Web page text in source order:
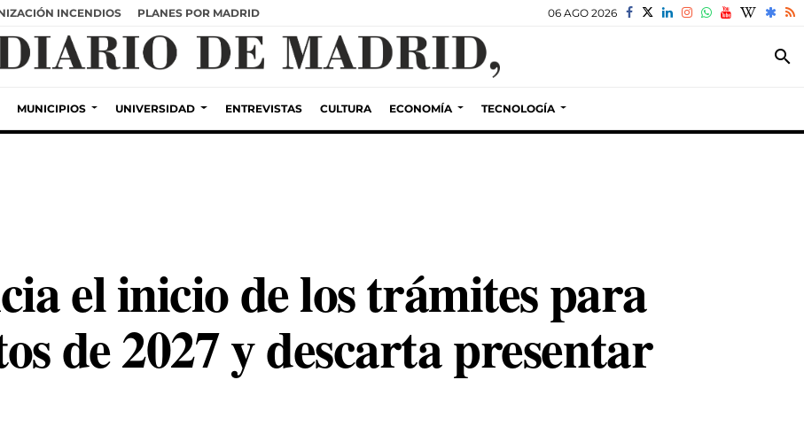
INCENDIOS PLANES POR MADRID 06 AGO 2026
search
MUNICIPIOS UNIVERSIDAD ENTREVISTAS CULTURA ECONOMÍA TECNOLOGÍA
el inicio de los trámites para
de 2027 y descarta presentar